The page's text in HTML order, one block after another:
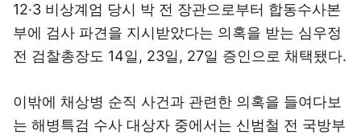
12·3 비상계엄 당시 박 전 장관으로부터 합동수사본
부에 검사 파견을 지시받았다는 의혹을 받는 심우정
전 검찰총장도 14일, 23일, 27일 증인으로 채택됐다.
이밖에 채상병 순직 사건과 관련한 의혹을 들여다보
는 해병특검 수사 대상자 중에서는 신범철 전 국방부